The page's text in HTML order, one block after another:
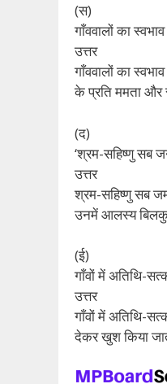
(स)
गाँववालों का
उत्तर
गाँववालों का
के प्रति ममता और
(द)
‘श्रम-सहिष्णु सब
उत्तर
श्रम-सहिष्णु सब
उनमें आलस्य
(ई)
गाँवों में अतिथि-
उत्तर
गाँवों में अतिथि-
देकर खुश किया